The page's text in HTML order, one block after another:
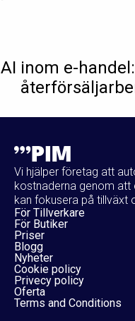
AI inom e-
Vi hjälper företag att
kostnaderna genom att
kan fokusera på tillväxt
För Tillverkare
För Butiker
Priser
Blogg
Nyheter
Cookie policy
Privecy policy
Oferta
Terms and Conditions